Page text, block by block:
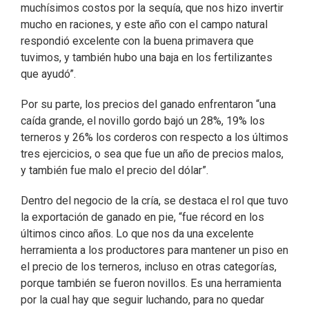
muchísimos costos por la sequía, que nos hizo invertir
mucho en raciones, y este año con el campo natural
respondió excelente con la buena primavera que
tuvimos, y también hubo una baja en los fertilizantes
que ayudó”.
Por su parte, los precios del ganado enfrentaron “una
caída grande, el novillo gordo bajó un 28%, 19% los
terneros y 26% los corderos con respecto a los últimos
tres ejercicios, o sea que fue un año de precios malos,
y también fue malo el precio del dólar”.
Dentro del negocio de la cría, se destaca el rol que tuvo
la exportación de ganado en pie, “fue récord en los
últimos cinco años. Lo que nos da una excelente
herramienta a los productores para mantener un piso en
el precio de los terneros, incluso en otras categorías,
porque también se fueron novillos. Es una herramienta
por la cual hay que seguir luchando, para no quedar